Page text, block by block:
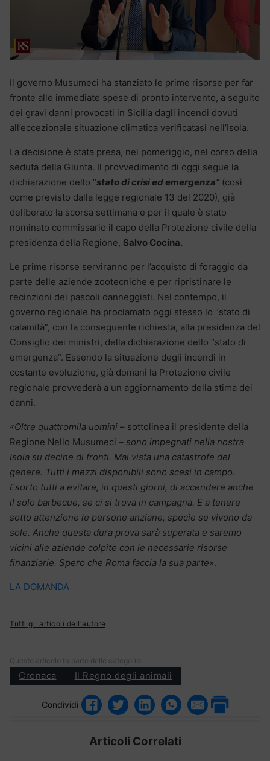
Il governo Musumeci ha stanziato le prime risorse per far
fronte alle immediate spese di pronto intervento, a seguito
dei gravi danni provocati in Sicilia dagli incendi dovuti
all’eccezionale situazione climatica verificatasi nell’Isola.
La decisione è stata presa, nel pomeriggio, nel corso della
seduta della Giunta. Il provvedimento di oggi segue la
dichiarazione dello “stato di crisi ed emergenza”(così
come previsto dalla legge regionale 13 del 2020), già
deliberato la scorsa settimana e per il quale è stato
nominato commissario il capo della Protezione civile della
presidenza della Regione, Salvo Cocina.
Le prime risorse serviranno per l’acquisto di foraggio da
parte delle aziende zootecniche e per ripristinare le
recinzioni dei pascoli danneggiati. Nel contempo, il
governo regionale ha proclamato oggi stesso lo “stato di
calamità”, con la conseguente richiesta, alla presidenza del
Consiglio dei ministri, della dichiarazione dello “stato di
emergenza”. Essendo la situazione degli incendi in
costante evoluzione, già domani la Protezione civile
regionale provvederà a un aggiornamento della stima dei
danni.
«Oltre quattromila uomini – sottolinea il presidente della
Regione Nello Musumeci – sono impegnati nella nostra
Isola su decine di fronti. Mai vista una catastrofe del
genere. Tutti i mezzi disponibili sono scesi in campo.
Esorto tutti a evitare, in questi giorni, di accendere anche
il solo barbecue, se ci si trova in campagna. E a tenere
sotto attenzione le persone anziane, specie se vivono da
sole. Anche questa dura prova sarà superata e saremo
vicini alle aziende colpite con le necessarie risorse
finanziarie. Spero che Roma faccia la sua parte».
LA DOMANDA
Tutti gli articoli dell'autore
Questo articolo fa parte delle categorie:
Cronaca Il Regno degli animali
Condividi
Articoli Correlati